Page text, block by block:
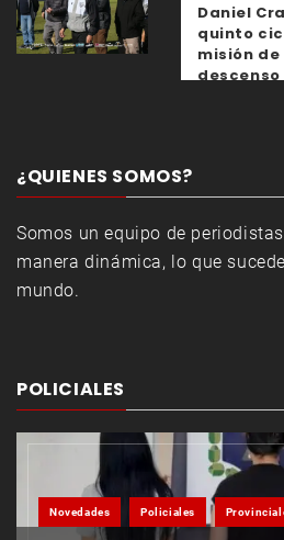
Daniel
quinto
misión
descenso
¿QUIENES SOMOS?
Somos un equipo de
manera dinámica, lo que
mundo.
POLICIALES
Novedades Policiales